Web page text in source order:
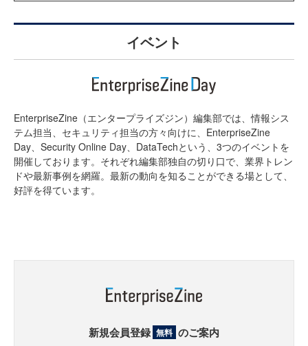
イベント
EnterpriseZine（エンタープライズジン）編集部では、情報シス
テム担当、セキュリティ担当の方々向けに、EnterpriseZine
Day、Security Online Day、DataTechという、3つのイベントを
開催しております。それぞれ編集部独自の切り口で、業界トレン
ドや最新事例を網羅。最新の動向を知ることができる場として、
好評を得ています。
新規会員登録 無料 のご案内